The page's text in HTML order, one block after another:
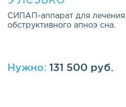
СИПАП-аппарат для
обструктивного апноэ сна.
Нужно: 131 500 руб.